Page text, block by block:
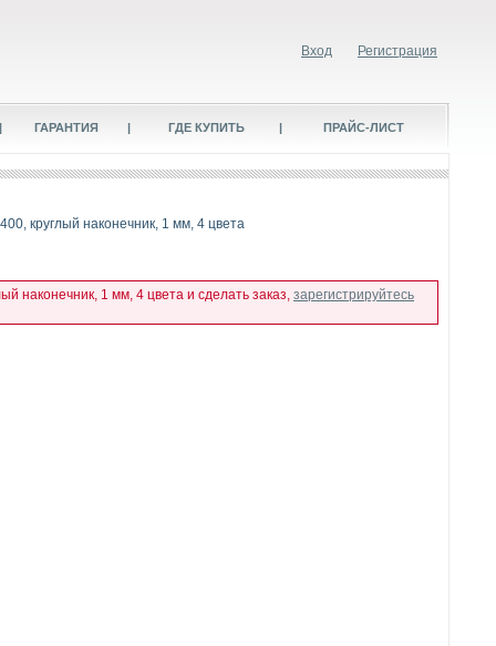
Вход Регистрация
| ГАРАНТИЯ | ГДЕ КУПИТЬ | ПРАЙС-ЛИСТ
круглый наконечник, 1 мм, 4 цвета
наконечник, 1 мм, 4 цвета и сделать заказ, зарегистрируйтесь